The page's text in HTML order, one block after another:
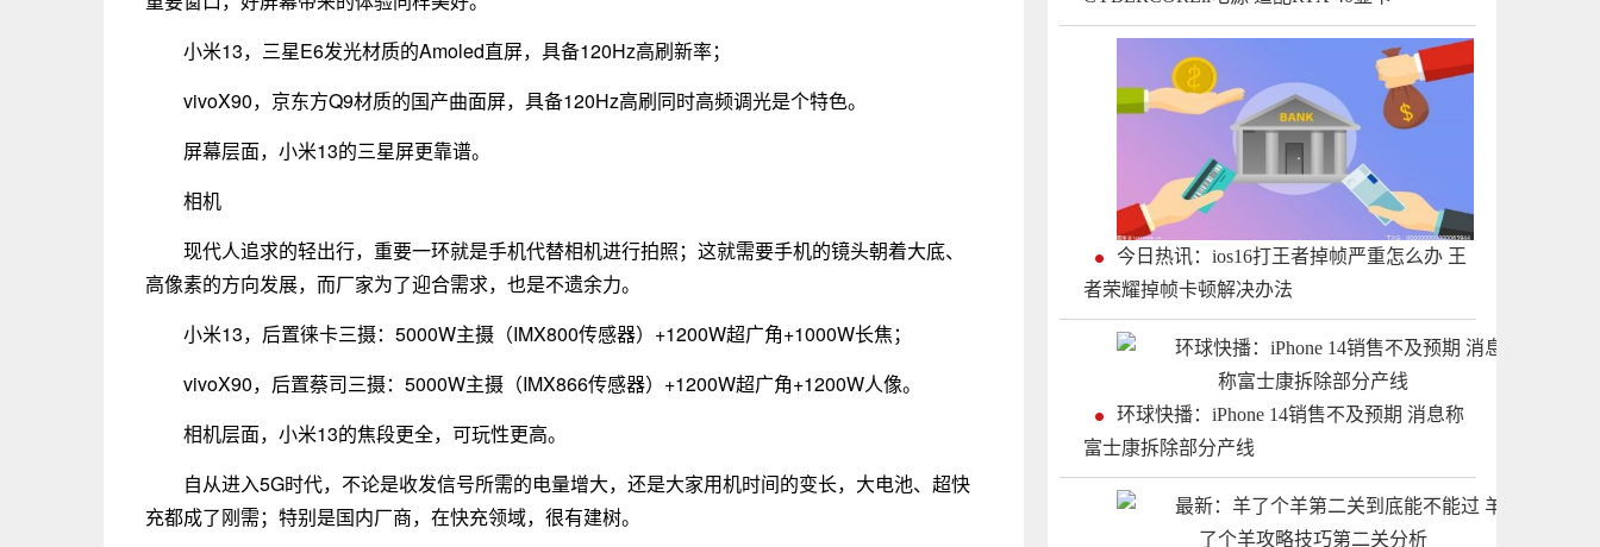
小米13，三星E6发光材质的Amoled直屏，具备120Hz高刷新率；
vivoX90，京东方Q9材质的国产曲面屏，具备120Hz高刷同时高频调光是个特色。
屏幕层面，小米13的三星屏更靠谱。
相机
现代人追求的轻出行，重要一环就是手机代替相机进行拍照；这就需要手机的镜头朝着大底、
高像素的方向发展，而厂家为了迎合需求，也是不遗余力。
小米13，后置徕卡三摄：5000W主摄（IMX800传感器）+1200W超广角+1000W长焦；
vivoX90，后置蔡司三摄：5000W主摄（IMX866传感器）+1200W超广角+1200W人像。
相机层面，小米13的焦段更全，可玩性更高。
自从进入5G时代，不论是收发信号所需的电量增大，还是大家用机时间的变长，大电池、超快
充都成了刚需；特别是国内厂商，在快充领域，很有建树。
今日热讯：ios16打王者掉帧严重怎么办 王
者荣耀掉帧卡顿解决办法
环球快播：iPhone 14销售不及预期 消息称
富士康拆除部分产线